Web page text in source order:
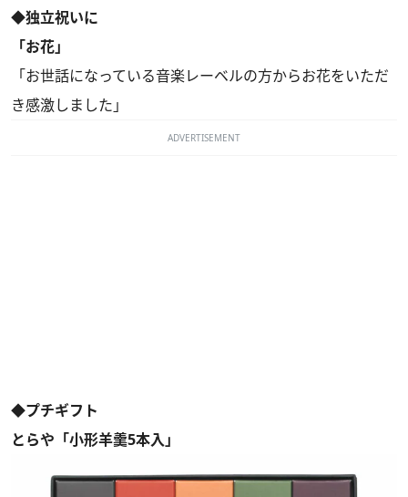
◆独立祝いに
「お花」
「お世話になっている音楽レーベルの方からお花をいただ
き感激しました」
ADVERTISEMENT
◆プチギフト
とらや「小形羊羹5本入」